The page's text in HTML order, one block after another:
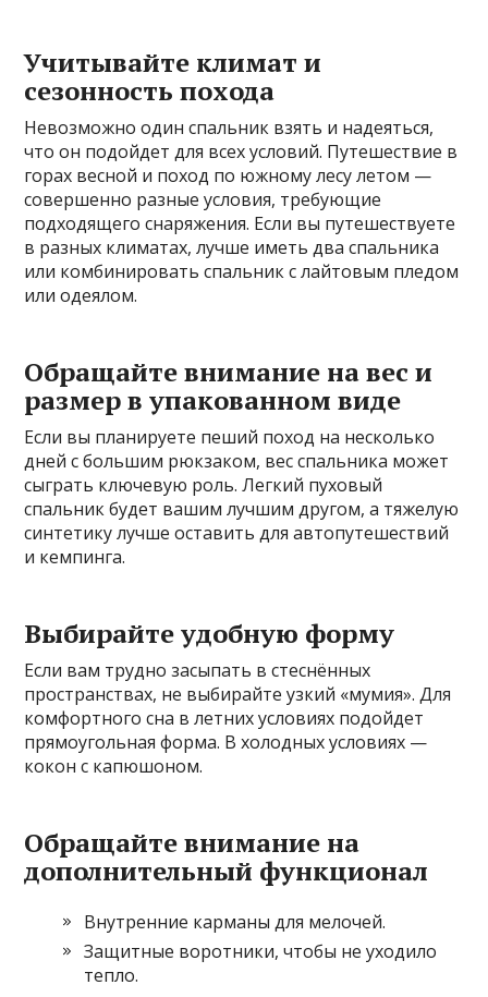
Учитывайте климат и
сезонность похода
Невозможно один спальник взять и надеяться,
что он подойдет для всех условий. Путешествие в
горах весной и поход по южному лесу летом —
совершенно разные условия, требующие
подходящего снаряжения. Если вы путешествуете
в разных климатах, лучше иметь два спальника
или комбинировать спальник с лайтовым пледом
или одеялом.
Обращайте внимание на вес и
размер в упакованном виде
Если вы планируете пеший поход на несколько
дней с большим рюкзаком, вес спальника может
сыграть ключевую роль. Легкий пуховый
спальник будет вашим лучшим другом, а тяжелую
синтетику лучше оставить для автопутешествий
и кемпинга.
Выбирайте удобную форму
Если вам трудно засыпать в стеснённых
пространствах, не выбирайте узкий «мумия». Для
комфортного сна в летних условиях подойдет
прямоугольная форма. В холодных условиях —
кокон с капюшоном.
Обращайте внимание на
дополнительный функционал
Внутренние карманы для мелочей.
Защитные воротники, чтобы не уходило
тепло.